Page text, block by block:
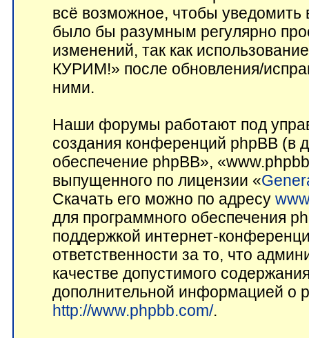
всё возможное, чтобы
было бы разумным регулярно
изменений, так как
КУРИМ!» после обновления/
ними.
Наши форумы работают под
создания конференций phpBB (в
обеспечение phpBB»,
выпущенного по лицензии «
Скачать его можно по адресу
для программного обеспечения
поддержкой интернет-
ответственности за то, что
качестве допустимого
дополнительной информацией о
http://www.phpbb.com/.